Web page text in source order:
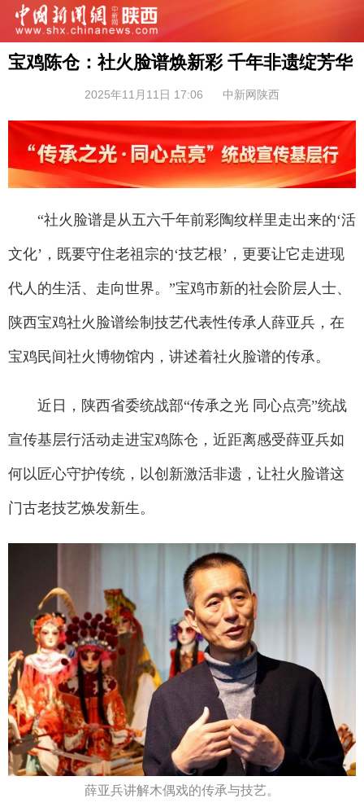
宝鸡陈仓：社火脸谱焕新彩 千年非遗绽芳华
2025年11月11日 17:06 中新网陕西
“社火脸谱是从五六千年前彩陶纹样里走出来的‘活
文化’，既要守住老祖宗的‘技艺根’，更要让它走进现
代人的生活、走向世界。”宝鸡市新的社会阶层人士、
陕西宝鸡社火脸谱绘制技艺代表性传承人薛亚兵，在
宝鸡民间社火博物馆内，讲述着社火脸谱的传承。
近日，陕西省委统战部“传承之光 同心点亮”统战
宣传基层行活动走进宝鸡陈仓，近距离感受薛亚兵如
何以匠心守护传统，以创新激活非遗，让社火脸谱这
门古老技艺焕发新生。
薛亚兵讲解木偶戏的传承与技艺。